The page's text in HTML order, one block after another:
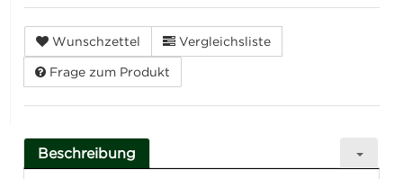
Wunschzettel Vergleichsliste
Frage zum Produkt
Beschreibung